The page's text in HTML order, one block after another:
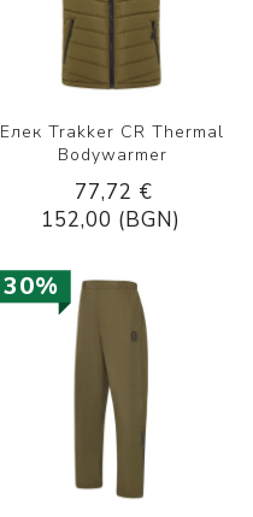
Елек Trakker CR Thermal
Bodywarmer
77,72 €
152,00 (BGN)
30%